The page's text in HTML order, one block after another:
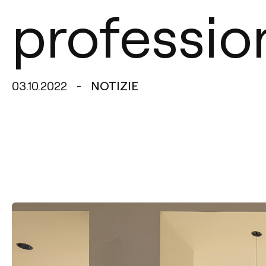
03.10.2022 NOTIZIE